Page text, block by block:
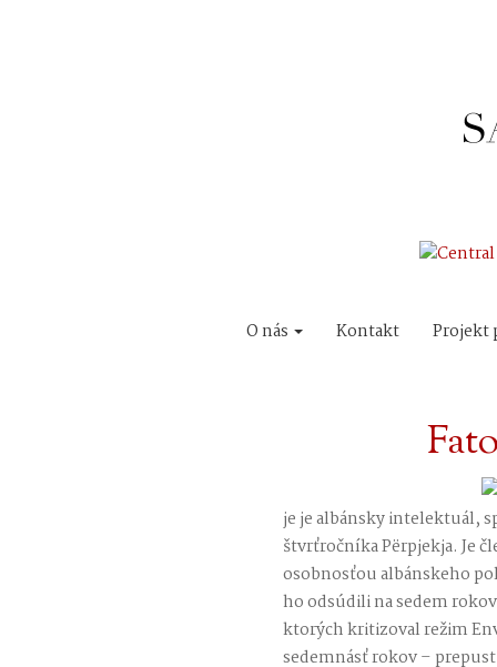
O nás Kontakt Projekt
je je albánsky intelektuál,
štvrťročníka Përpjekja. Je
osobnosťou albánskeho
ho odsúdili na sedem
ktorých kritizoval režim
sedemnásť rokov –